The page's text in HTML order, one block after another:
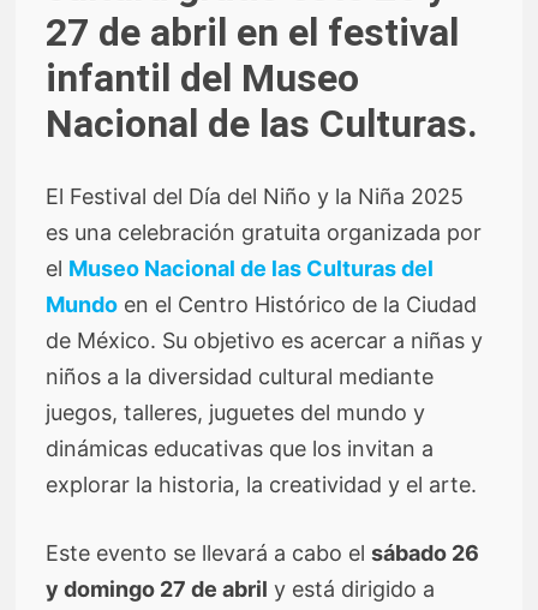
27 de abril en el festival
infantil del Museo
Nacional de las Culturas.
El Festival del Día del Niño y la Niña 2025
es una celebración gratuita organizada por
el Museo Nacional de las Culturas del
Mundo en el Centro Histórico de la Ciudad
de México. Su objetivo es acercar a niñas y
niños a la diversidad cultural mediante
juegos, talleres, juguetes del mundo y
dinámicas educativas que los invitan a
explorar la historia, la creatividad y el arte.
Este evento se llevará a cabo elsábado 26
y domingo 27 de abril y está dirigido a